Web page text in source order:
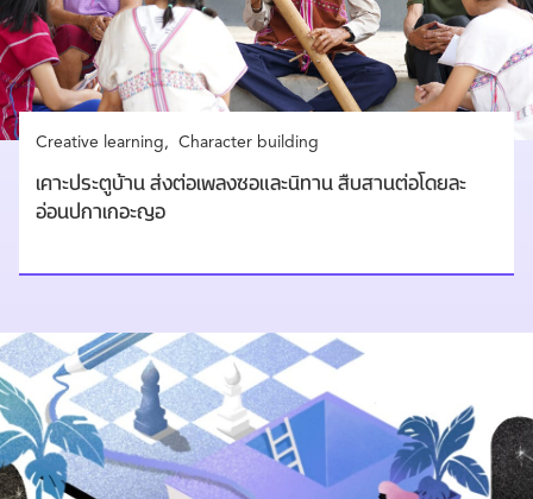
Creative learning Character building
เคาะประตูบ้าน ส่งต่อเพลงซอและนิทาน สืบสานต่อโดยละ
อ่อนปกาเกอะญอ